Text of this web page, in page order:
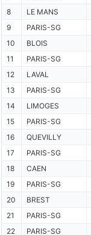
8
LE MANS
9
PARIS-SG
10
BLOIS
11
PARIS-SG
12
LAVAL
13
PARIS-SG
14
LIMOGES
15
PARIS-SG
16
QUEVILLY
17
PARIS-SG
18
CAEN
19
PARIS-SG
20
BREST
21
PARIS-SG
22
PARIS-SG